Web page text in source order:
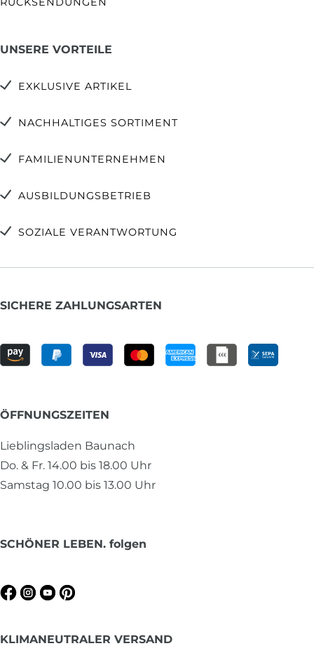
UNSERE VORTEILE
EXKLUSIVE ARTIKEL
NACHHALTIGES SORTIMENT
FAMILIENUNTERNEHMEN
AUSBILDUNGSBETRIEB
SOZIALE VERANTWORTUNG
SICHERE ZAHLUNGSARTEN
ÖFFNUNGSZEITEN
Lieblingsladen Baunach
Do. & Fr. 14.00 bis 18.00 Uhr
Samstag 10.00 bis 13.00 Uhr
SCHÖNER LEBEN. folgen
KLIMANEUTRALER VERSAND